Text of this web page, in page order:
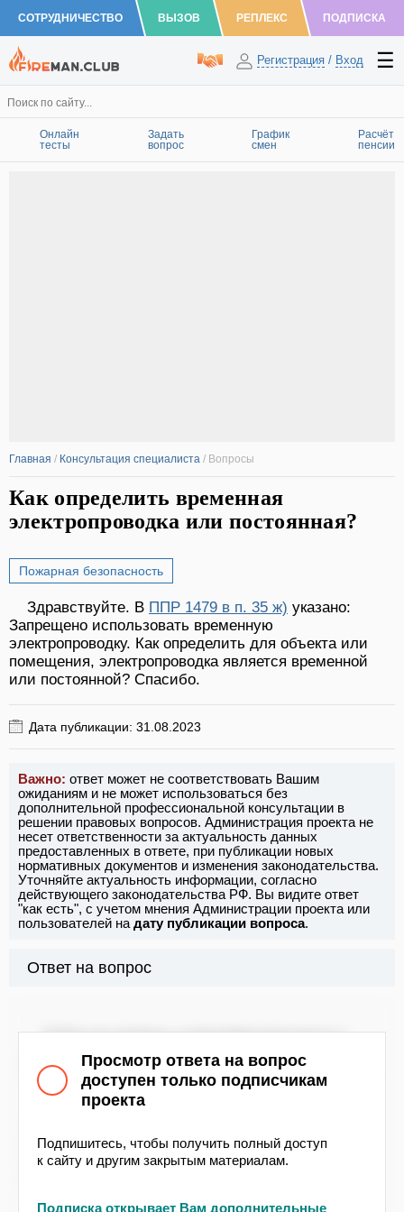
СОТРУДНИЧЕСТВО ВЫЗОВ РЕПЛЕКС ПОДПИСКА
Регистрация / Вход
Онлайн
тесты
Задать
вопрос
График
смен
Расчёт
пенсии
Главная / Консультация специалиста / Вопросы
Как определить временная
электропроводка или постоянная?
Пожарная безопасность
Здравствуйте. В ППР 1479 в п. 35 ж) указано:
Запрещено использовать временную
электропроводку. Как определить для объекта или
помещения, электропроводка является временной
или постоянной? Спасибо.
Дата публикации: 31.08.2023
Важно: ответ может не соответствовать Вашим
ожиданиям и не может использоваться без
дополнительной профессиональной консультации в
решении правовых вопросов. Администрация проекта не
несет ответственности за актуальность данных
предоставленных в ответе, при публикации новых
нормативных документов и изменения законодательства.
Уточняйте актуальность информации, согласно
действующего законодательства РФ. Вы видите ответ
"как есть", с учетом мнения Администрации проекта или
пользователей на дату публикации вопроса.
Ответ на вопрос
В России вопросы электробезопасности и
установки электропроводки регулируются
Правилами устройства электроустановок (ПУЭ).
В ПУЭ содержатся требования к различным
установки, включая электропроводку. В ПУЭ
также приводятся определения и требования к
Просмотр ответа на вопрос
доступен только подписчикам
проекта
Подпишитесь, чтобы получить полный доступ
к сайту и другим закрытым материалам.
Подписка открывает Вам дополнительные